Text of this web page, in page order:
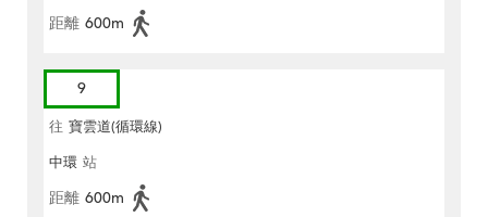
距離 600m
9
往 寶雲道(循環線)
中環 站
距離 600m